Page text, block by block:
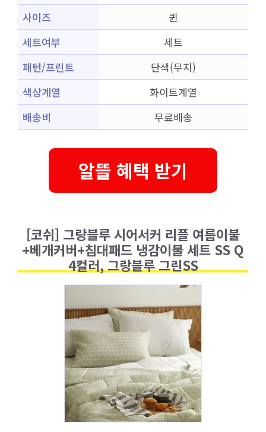
사이즈
퀸
세트여부
세트
패턴/프린트
단색(무지)
색상계열
화이트계열
배송비
무료배송
알뜰 혜택 받기
[코쉬] 그랑블루 시어서커 리플 여름이불
+베개커버+침대패드 냉감이불 세트 SS Q
4컬러, 그랑블루 그린SS